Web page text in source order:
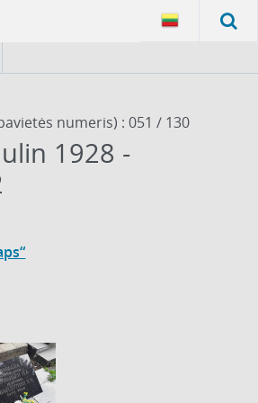
numeris) : 051 / 130
1928 -